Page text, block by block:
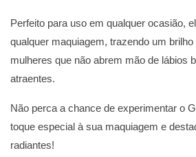
Perfeito para uso em qualquer ocasião,
qualquer maquiagem, trazendo um
mulheres que não abrem mão de lábios
atraentes.
Não perca a chance de experimentar o
toque especial à sua maquiagem e
radiantes!